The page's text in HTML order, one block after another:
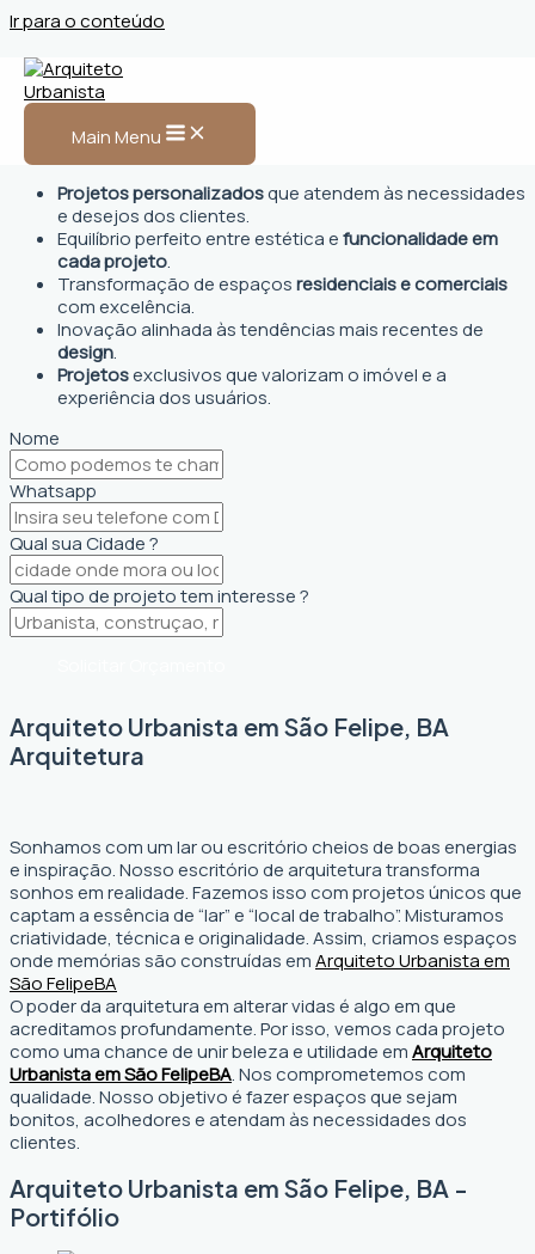
Ir para o conteúdo
Main Menu
Arquiteto Urbanista em São
Felipe, BA
Projetos personalizadosque atendem às necessidades
e desejos dos clientes.
Equilíbrio perfeito entre estética efuncionalidade em
cada projeto.
Transformação de espaçosresidenciais e comerciais
com excelência.
Inovação alinhada às tendências mais recentes de
design.
Projetosexclusivos que valorizam o imóvel e a
experiência dos usuários.
Nome
Whatsapp
Qual sua Cidade ?
Qual tipo de projeto tem interesse ?
Arquiteto Urbanista em São Felipe, BA
Arquitetura
Sonhamos com um lar ou escritório cheios de boas energias
e inspiração. Nosso escritório de arquitetura transforma
sonhos em realidade. Fazemos isso com projetos únicos que
captam a essência de “lar” e “local de trabalho”. Misturamos
criatividade, técnica e originalidade. Assim, criamos espaços
onde memórias são construídas emArquiteto Urbanista em
São FelipeBA
O poder da arquitetura em alterar vidas é algo em que
acreditamos profundamente. Por isso, vemos cada projeto
como uma chance de unir beleza e utilidade emArquiteto
Urbanista em São FelipeBA. Nos comprometemos com
qualidade. Nosso objetivo é fazer espaços que sejam
bonitos, acolhedores e atendam às necessidades dos
clientes.
Arquiteto Urbanista em São Felipe, BA -
Portifólio